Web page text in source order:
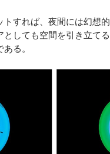
すれば、夜間には幻想
としても空間を引き立
る。